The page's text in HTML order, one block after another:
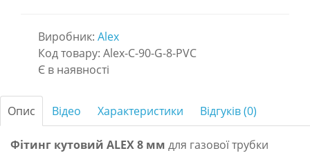
Виробник: Alex
Код товару: Alex-C-90-G-8-PVC
Є в наявності
Опис Відео Характеристики Відгуків (0)
Фітинг кутовий ALEX 8 мм для газової трубки